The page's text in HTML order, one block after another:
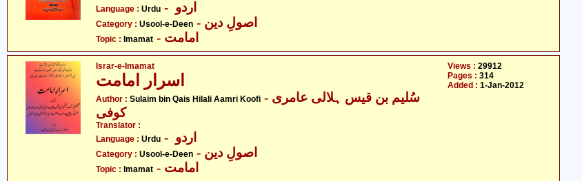
Language : Urdu
Category : Usool-e-Deen - اصولِ دین
Topic : Imamat - امامت
Israr-e-Imamat
Author : Sulaim bin Qais Hilali Aamri Koofi - سُلیم بن قیس ہلالی عامری
کوفی
Translator :
Language : Urdu
Category : Usool-e-Deen - اصولِ دین
Topic : Imamat - امامت
Views : 29912
Pages : 314
Added : 1-Jan-2012